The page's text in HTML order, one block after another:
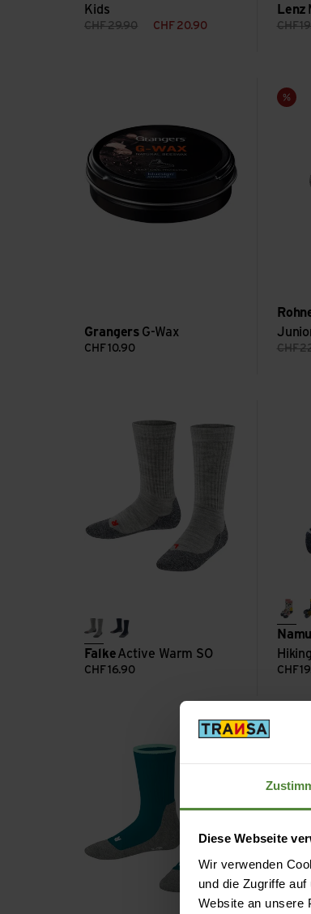
Diese Webseite
Wir verwenden
und die Zugriffe
Website an unsere
Kids
CHF29.90 CHF 20.90
Lenz
CHF
Grangers G-Wax
CHF10.90
Sale
CHF
Fibre
m.grey mel
space blue
FalkeActive Warm SO
CHF 16.90
off
CHF
Active Everyday SO Kids ansehenSokkeli